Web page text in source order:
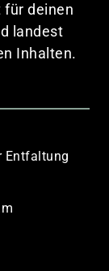
für deinen
landest
Inhalten.
Entfaltung